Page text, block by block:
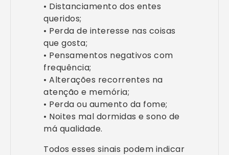
• Distanciamento dos entes
queridos;
• Perda de interesse nas coisas
que gosta;
• Pensamentos negativos com
frequência;
• Alterações recorrentes na
atenção e memória;
• Perda ou aumento da fome;
• Noites mal dormidas e sono de
má qualidade.
Todos esses sinais podem indicar